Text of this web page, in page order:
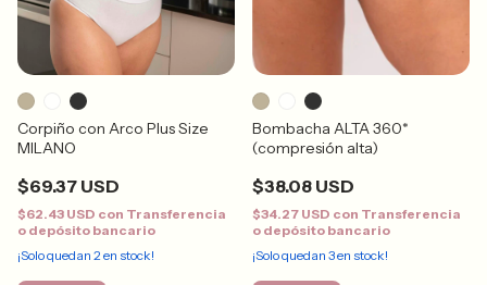
Corpiño con Arco Plus Size
MILANO
$69.37 USD
$62.43 USD con Transferencia
o depósito bancario
¡Solo quedan 2en stock!
Bombacha ALTA 360*
(compresión alta)
$38.08 USD
$34.27 USD con Transferencia
o depósito bancario
¡Solo quedan 3en stock!